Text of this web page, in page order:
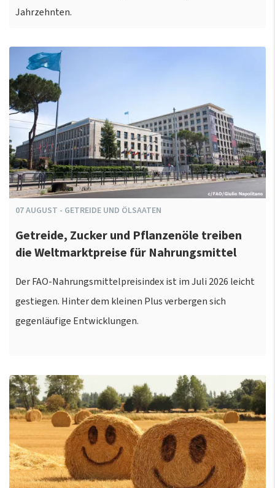
Jahrzehnten.
07AUGUST - GETREIDE UND ÖLSAATEN
Getreide, Zucker und Pflanzenöle treiben
die Weltmarktpreise für Nahrungsmittel
Der FAO-Nahrungsmittelpreisindex ist im Juli 2026 leicht
gestiegen. Hinter dem kleinen Plus verbergen sich
gegenläufige Entwicklungen.